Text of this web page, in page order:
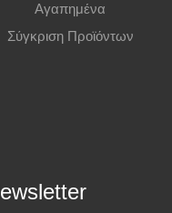
Αγαπημένα
Σύγκριση Προϊόντων